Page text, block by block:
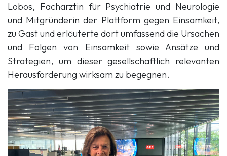
Lobos, Fachärztin für Psychiatrie und Neurologie
und Mitgründerin der Plattform gegen Einsamkeit,
zu Gast und erläuterte dort umfassend die Ursachen
und Folgen von Einsamkeit sowie Ansätze und
Strategien, um dieser gesellschaftlich relevanten
Herausforderung wirksam zu begegnen.